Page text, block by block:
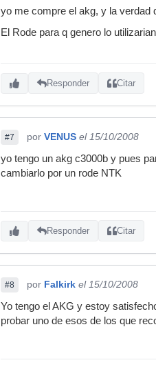
yo me compre el akg, y la verdad
El Rode para q genero lo
Responder Citar
#7 por VENUS el 15/10/2008
yo tengo un akg c3000b y pues
cambiarlo por un rode NTK
Responder Citar
#8 por Falkirk el 15/10/2008
Yo tengo el AKG y estoy
probar uno de esos de los que